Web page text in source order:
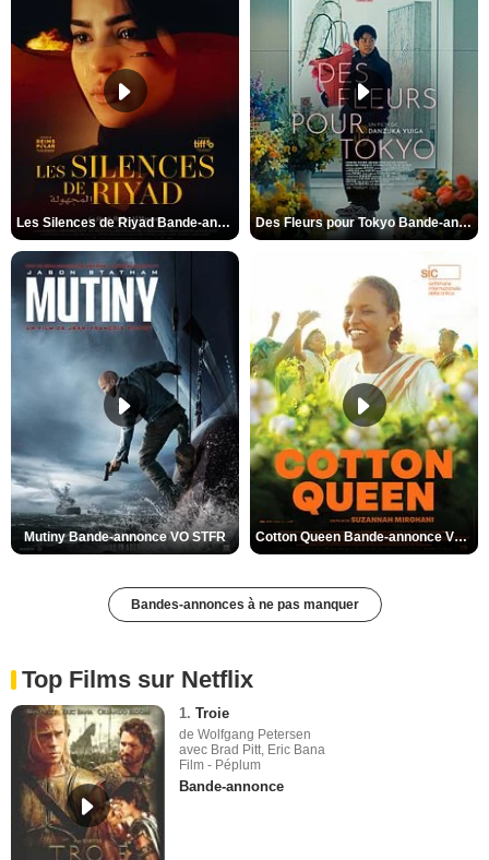
Les Silences de Riyad Bande-annonce VO STFR Des Fleurs pour Tokyo Bande-annonce VO STFR
Mutiny Bande-annonce VO STFR Cotton Queen Bande-annonce VO STFR
Bandes-annonces à ne pas manquer
Top Films sur Netflix
1. Troie
de Wolfgang Petersen
avec Brad Pitt, Eric Bana
Film - Péplum
Bande-annonce